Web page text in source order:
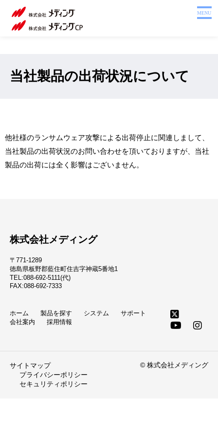
MENU
ホーム
製品を探す
サポート
Webカタログ
お問い合わせ
当社製品の出荷状況について
他社様のランサムウェア攻撃による出荷停止に関連しまして、
当社製品の出荷状況のお問い合わせを頂いておりますが、当社
製品の出荷には全く影響はございません。
株式会社メディング
〒771-1289
徳島県板野郡藍住町住吉字神蔵5番地1
TEL:088-692-5111(代)
FAX:088-692-7333
ホーム 製品を探す システム
サポート
会社案内
採用情報
サイトマップ
プライバシーポリシー
セキュリティポリシー
© 株式会社メディング